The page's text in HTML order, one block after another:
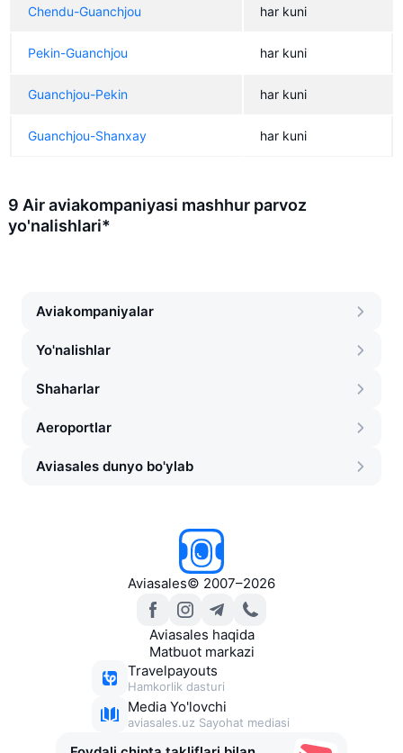
Chendu-Guanchjou har kuni
Pekin-Guanchjou har kuni
Guanchjou-Pekin har kuni
Guanchjou-Shanxay har kuni
9 Air aviakompaniyasi mashhur parvoz
yo'nalishlari*
Aviakompaniyalar
Yo'nalishlar
Shaharlar
Aeroportlar
Aviasales dunyo bo'ylab
Aviasales© 2007–2026
Aviasales haqida
Matbuot markazi
Travelpayouts
Hamkorlik dasturi
Media Yo'lovchi
aviasales.uz Sayohat mediasi